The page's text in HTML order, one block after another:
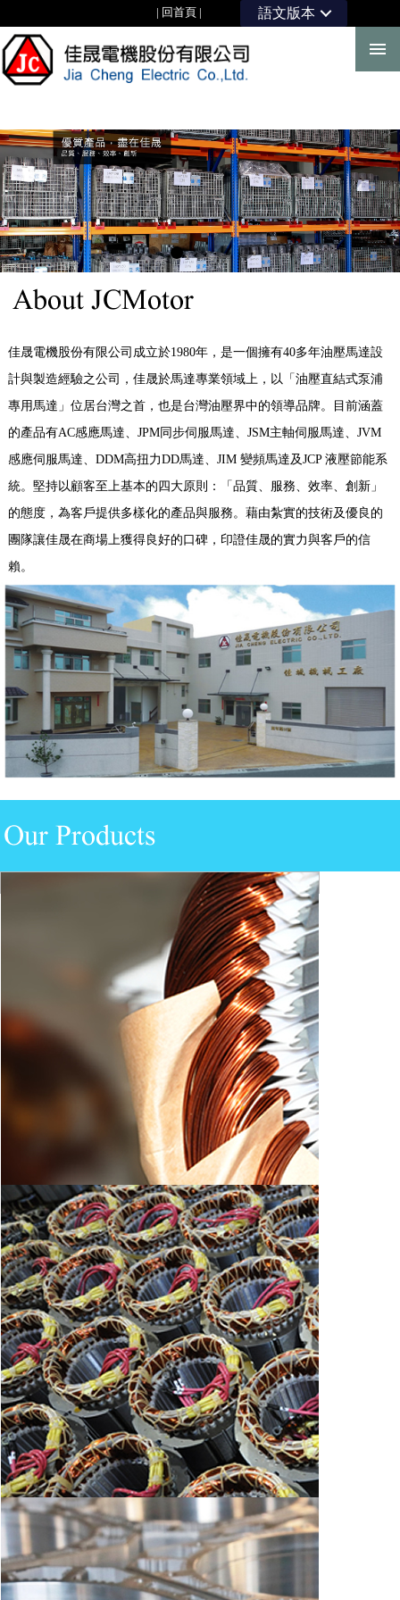
語文版本
| 回首頁|
佳晟電機股份有限公司成立於1980年，是一個擁有40多年油壓馬達設
計與製造經驗之公司，佳晟於馬達專業領域上，以「油壓直結式泵浦
專用馬達」位居台灣之首，也是台灣油壓界中的領導品牌。目前涵蓋
的產品有AC感應馬達、JPM同步伺服馬達、JSM主軸伺服馬達、JVM
感應伺服馬達、DDM高扭力DD馬達、JIM 變頻馬達及JCP 液壓節能系
統。堅持以顧客至上基本的四大原則：「品質、服務、效率、創新」
的態度，為客戶提供多樣化的產品與服務。藉由紮實的技術及優良的
團隊讓佳晟在商場上獲得良好的口碑，印證佳晟的實力與客戶的信
賴。
AI 伺服節能系統
2018/11/07~11 TMTS2018 台灣國際工具機展
2018/11/01~06 JIMTOF(日本東京)
第26屆 TIMTOS台北國際工具機展 (2017年03月7~12
日)
2016/11/17~22 JIMTOF(日本東京)